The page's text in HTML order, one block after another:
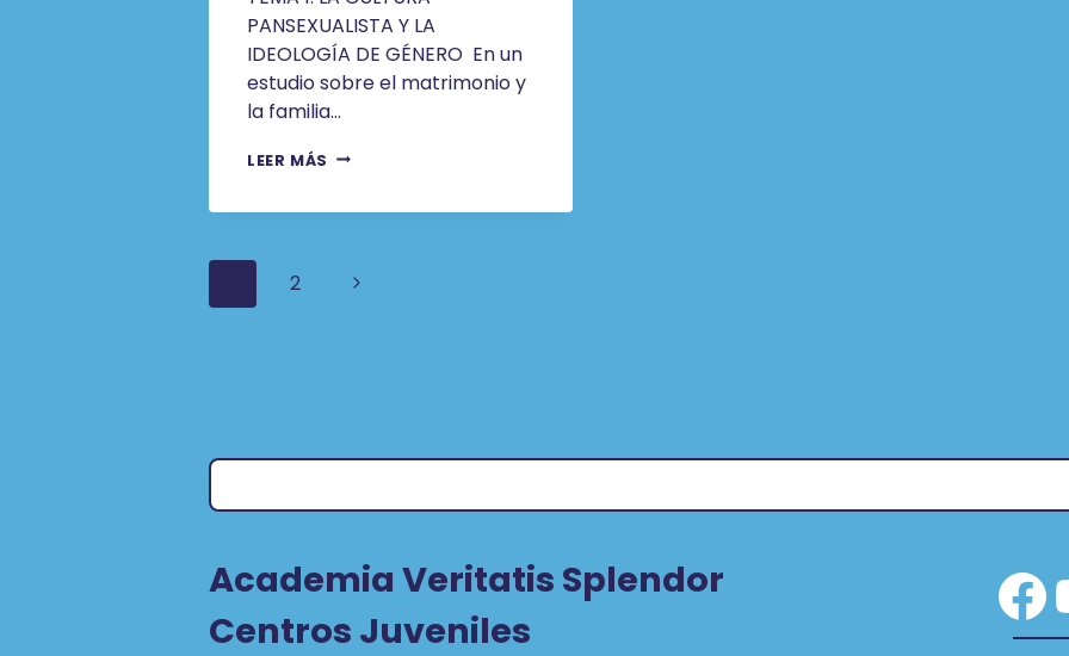
PANSEXUALISTA Y LA
IDEOLOGÍA DE GÉNERO En un
estudio sobre el matrimonio y
la familia…
LEER MÁS EL
TEBA,
Navegación
2
Siguiente
Academia Veritatis Splendor
Centros Juveniles